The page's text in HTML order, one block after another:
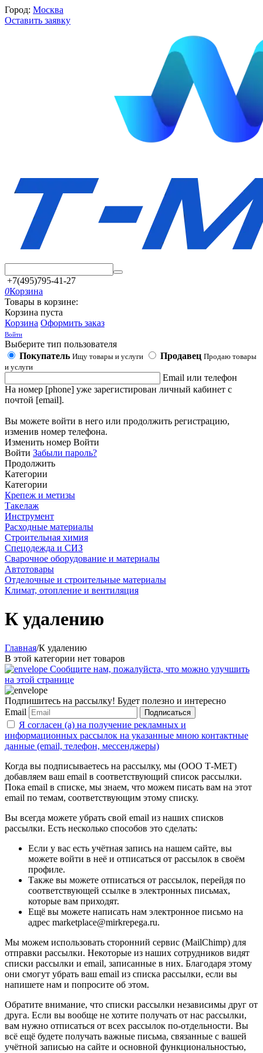
Город: Москва
Оставить заявку
+7(495)795-41-27
0Корзина
Товары в корзине:
Корзина пуста
Корзина Оформить заказ
Войти
Выберите тип пользователя
Покупатель Ищу товары и услуги Продавец Продаю товары
и услуги
Email или телефон
На номер [phone] уже зарегистирован личный кабинет с
почтой [email].
Вы можете войти в него или продолжить регистрацию,
изменив номер телефона.
Изменить номер Войти
Войти Забыли пароль?
Продолжить
Категории
Категории
Крепеж и метизы
Такелаж
Инструмент
Расходные материалы
Строительная химия
Спецодежда и СИЗ
Сварочное оборудование и материалы
Автотовары
Отделочные и строительные материалы
Климат, отопление и вентиляция
К удалению
Главная/К удалению
В этой категории нет товаров
Сообщите нам, пожалуйста, что можно улучшить
на этой странице
Подпишитесь на рассылку! Будет полезно и интересно
Email
Подписаться
Я согласен (а) на получение рекламных и
информационных рассылок на указанные мною контактные
данные (email, телефон, мессенджеры)
Когда вы подписываетесь на рассылку, мы (ООО Т-МЕТ)
добавляем ваш email в соответствующий список рассылки.
Пока email в списке, мы знаем, что можем писать вам на этот
email по темам, соответствующим этому списку.
Вы всегда можете убрать свой email из наших списков
рассылки. Есть несколько способов это сделать:
Если у вас есть учётная запись на нашем сайте, вы
можете войти в неё и отписаться от рассылок в своём
профиле.
Также вы можете отписаться от рассылок, перейдя по
соответствующей ссылке в электронных письмах,
которые вам приходят.
Ещё вы можете написать нам электронное письмо на
адрес marketplace@mirkrepega.ru.
Мы можем использовать сторонний сервис (MailChimp) для
отправки рассылки. Некоторые из наших сотрудников видят
списки рассылки и email, записанные в них. Благодаря этому
они смогут убрать ваш email из списка рассылки, если вы
напишете нам и попросите об этом.
Обратите внимание, что списки рассылки независимы друг от
друга. Если вы вообще не хотите получать от нас рассылки,
вам нужно отписаться от всех рассылок по-отдельности. Вы
всё ещё будете получать важные письма, связанные с вашей
учётной записью на сайте и основной функциональностью,